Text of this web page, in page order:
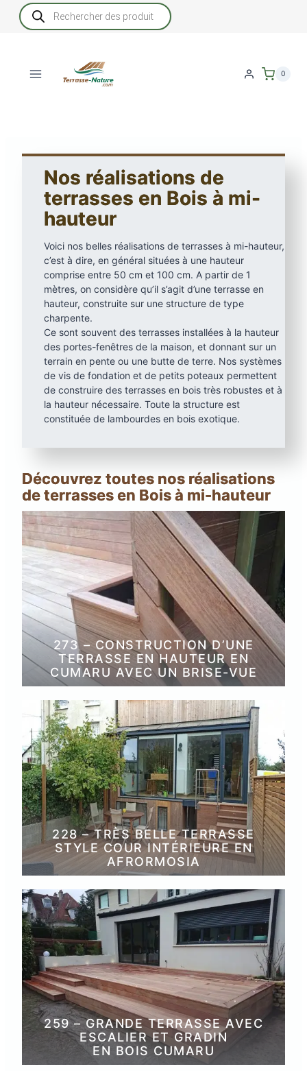
Recherche
de
produits
0
Nos réalisations de
terrasses en Bois à mi-
hauteur
Voici nos belles réalisations de terrasses à mi-hauteur,
c’est à dire, en général situées à une hauteur
comprise entre 50 cm et 100 cm. A partir de 1
mètres, on considère qu’il s’agit d’une terrasse en
hauteur, construite sur une structure de type
charpente.
Ce sont souvent des terrasses installées à la hauteur
des portes-fenêtres de la maison, et donnant sur un
terrain en pente ou une butte de terre. Nos systèmes
de vis de fondation et de petits poteaux permettent
de construire des terrasses en bois très robustes et à
la hauteur nécessaire. Toute la structure est
constituée de lambourdes en bois exotique.
Découvrez toutes nos réalisations
de terrasses en Bois à mi-hauteur
273 – CONSTRUCTION D’UNE
TERRASSE EN HAUTEUR EN
CUMARU AVEC UN BRISE-VUE
228 – TRÈS BELLE TERRASSE
STYLE COUR INTÉRIEURE EN
AFRORMOSIA
259 – GRANDE TERRASSE AVEC
ESCALIER ET GRADIN
EN BOIS CUMARU